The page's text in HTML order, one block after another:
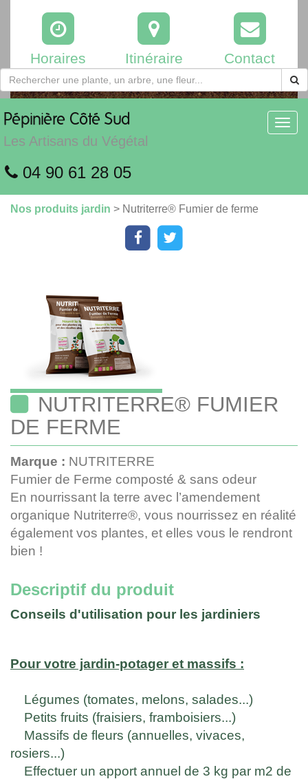
Horaires Itinéraire Contact
Pépinière Côté Sud
Les Artisans du Végétal
04 90 61 28 05
Nos produits jardin > Nutriterre® Fumier de ferme
NUTRITERRE® FUMIER
DE FERME
Marque : NUTRITERRE
Fumier de Ferme composté & sans odeur
En nourrissant la terre avec l’amendement
organique Nutriterre®, vous nourrissez en réalité
également vos plantes, et elles vous le rendront
bien !
Descriptif du produit
Conseils d'utilisation pour les jardiniers
Pour votre jardin-potager et massifs :
Légumes (tomates, melons, salades...)
Petits fruits (fraisiers, framboisiers...)
Massifs de fleurs (annuelles, vivaces,
rosiers...)
Effectuer un apport annuel de 3 kg par m2 de